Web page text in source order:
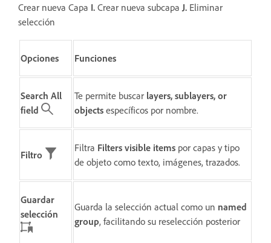
Crear nueva Capa I. Crear nueva subcapa J. Eliminar
selección
Opciones Funciones
Search All
field
Te permite buscar layers, sublayers, or
objects específicos por nombre.
Filtro
Filtra Filters visible items por capas y tipo
de objeto como texto, imágenes, trazados.
Guardar
selección
Guarda la selección actual como un named
group, facilitando su reselección posterior